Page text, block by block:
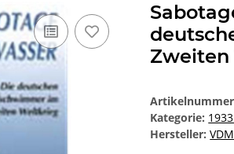
Kategorie:
Hersteller: